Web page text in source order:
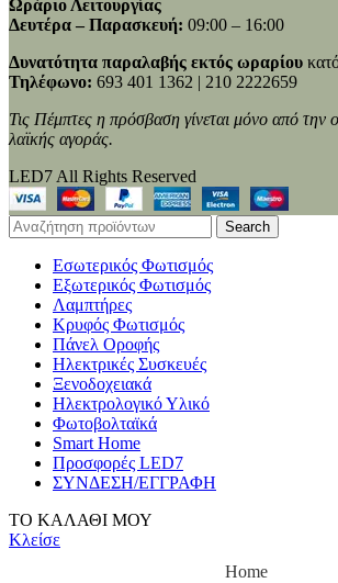
Ωράριο Λειτουργίας
Δευτέρα – Παρασκευή: 09:00 – 16:00
Δυνατότητα παραλαβής εκτός ωραρίου
Τηλέφωνο: 693 401 1362 | 210 2222659
Τις Πέμπτες η πρόσβαση γίνεται μόνο από την
λαϊκής αγοράς.
LED7 All Rights Reserved
Search
Εσωτερικός Φωτισμός
Εξωτερικός Φωτισμός
Λαμπτήρες
Κρυφός Φωτισμός
Πάνελ Οροφής
Ηλεκτρικές Συσκευές
Ξενοδοχειακά
Ηλεκτρολογικό Υλικό
Φωτοβολταϊκά
Smart Home
Προσφορές LED7
ΣΥΝΔΕΣΗ/ΕΓΓΡΑΦΗ
ΤΟ ΚΑΛΑΘΙ ΜΟΥ
Κλείσε
Home